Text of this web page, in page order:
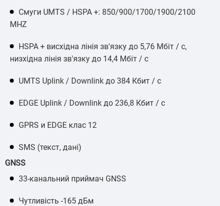
Смуги UMTS / HSPA +: 850/900/1700/1900/2100
MHZ
HSPA + висхідна лінія зв'язку до 5,76 Мбіт / с,
низхідна лінія зв'язку до 14,4 Мбіт / с
UMTS Uplink / Downlink до 384 Кбит / с
EDGE Uplink / Downlink до 236,8 Кбит / с
GPRS и EDGE клас 12
SMS (текст, дані)
GNSS
33-канальний приймач GNSS
Чутливість -165 дБм